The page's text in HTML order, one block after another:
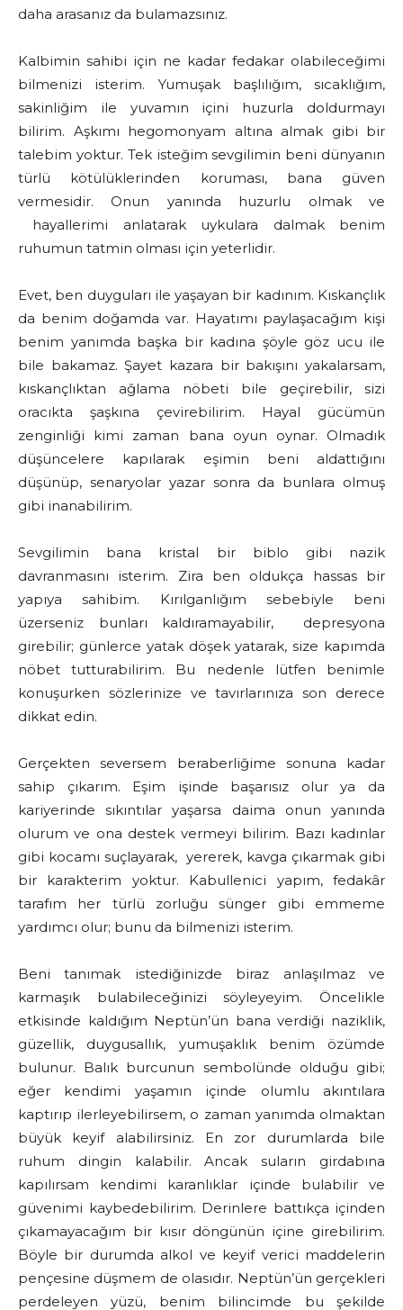
daha arasanız da bulamazsınız.
Kalbimin sahibi için ne kadar fedakar olabileceğimi
bilmenizi isterim. Yumuşak başlılığım, sıcaklığım,
sakinliğim ile yuvamın içini huzurla doldurmayı
bilirim. Aşkımı hegomonyam altına almak gibi bir
talebim yoktur. Tek isteğim sevgilimin beni dünyanın
türlü kötülüklerinden koruması, bana güven
vermesidir. Onun yanında huzurlu olmak ve
hayallerimi anlatarak uykulara dalmak benim
ruhumun tatmin olması için yeterlidir.
Evet, ben duyguları ile yaşayan bir kadınım. Kıskançlık
da benim doğamda var. Hayatımı paylaşacağım kişi
benim yanımda başka bir kadına şöyle göz ucu ile
bile bakamaz. Şayet kazara bir bakışını yakalarsam,
kıskançlıktan ağlama nöbeti bile geçirebilir, sizi
oracıkta şaşkına çevirebilirim. Hayal gücümün
zenginliği kimi zaman bana oyun oynar. Olmadık
düşüncelere kapılarak eşimin beni aldattığını
düşünüp, senaryolar yazar sonra da bunlara olmuş
gibi inanabilirim.
Sevgilimin bana kristal bir biblo gibi nazik
davranmasını isterim. Zira ben oldukça hassas bir
yapıya sahibim. Kırılganlığım sebebiyle beni
üzerseniz bunları kaldıramayabilir, depresyona
girebilir; günlerce yatak döşek yatarak, size kapımda
nöbet tutturabilirim. Bu nedenle lütfen benimle
konuşurken sözlerinize ve tavırlarınıza son derece
dikkat edin.
Gerçekten seversem beraberliğime sonuna kadar
sahip çıkarım. Eşim işinde başarısız olur ya da
kariyerinde sıkıntılar yaşarsa daima onun yanında
olurum ve ona destek vermeyi bilirim. Bazı kadınlar
gibi kocamı suçlayarak, yererek, kavga çıkarmak gibi
bir karakterim yoktur. Kabullenici yapım, fedakâr
tarafım her türlü zorluğu sünger gibi emmeme
yardımcı olur; bunu da bilmenizi isterim.
Beni tanımak istediğinizde biraz anlaşılmaz ve
karmaşık bulabileceğinizi söyleyeyim. Öncelikle
etkisinde kaldığım Neptün’ün bana verdiği naziklik,
güzellik, duygusallık, yumuşaklık benim özümde
bulunur. Balık burcunun sembolünde olduğu gibi;
eğer kendimi yaşamın içinde olumlu akıntılara
kaptırıp ilerleyebilirsem, o zaman yanımda olmaktan
büyük keyif alabilirsiniz. En zor durumlarda bile
ruhum dingin kalabilir. Ancak suların girdabına
kapılırsam kendimi karanlıklar içinde bulabilir ve
güvenimi kaybedebilirim. Derinlere battıkça içinden
çıkamayacağım bir kısır döngünün içine girebilirim.
Böyle bir durumda alkol ve keyif verici maddelerin
pençesine düşmem de olasıdır. Neptün’ün gerçekleri
perdeleyen yüzü, benim bilincimde bu şekilde